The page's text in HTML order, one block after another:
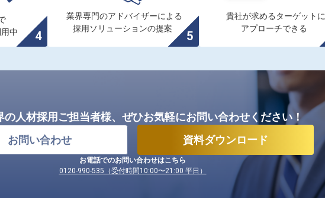
中
業界専門のアドバイザーによる
採用ソリューションの提案
貴社が求めるターゲットに
アプローチできる
の人材採用ご担当者様、 ぜひお気軽にお問い合わせください！
お問い合わせ
資料ダウンロード
お電話でのお問い合わせはこちら
0120-990-535（受付時間10:00〜21:00 平日）